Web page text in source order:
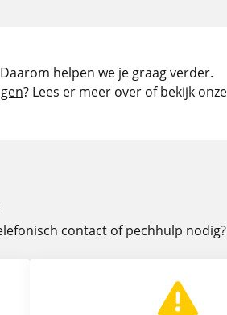
helpen we je graag verder.
? Lees er meer over of bekijk onze
contact of pechhulp nodig?